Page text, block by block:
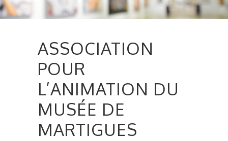
ASSOCIATION
POUR
L’ANIMATION DU
MUSÉE DE
MARTIGUES